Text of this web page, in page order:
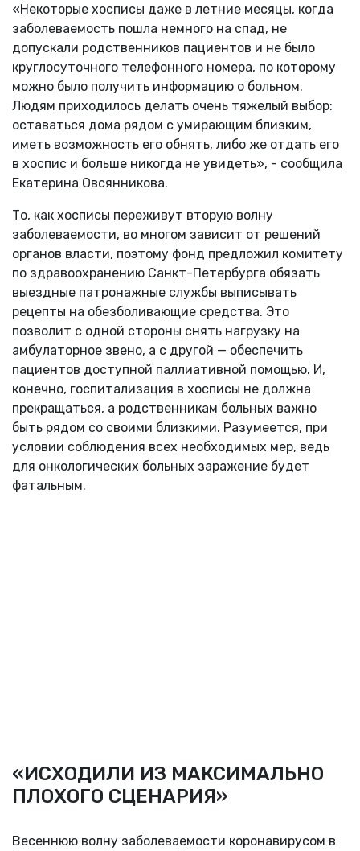
«Некоторые хосписы даже в летние месяцы, когда
заболеваемость пошла немного на спад, не
допускали родственников пациентов и не было
круглосуточного телефонного номера, по которому
можно было получить информацию о больном.
Людям приходилось делать очень тяжелый выбор:
оставаться дома рядом с умирающим близким,
иметь возможность его обнять, либо же отдать его
в хоспис и больше никогда не увидеть», - сообщила
Екатерина Овсянникова.
То, как хосписы переживут вторую волну
заболеваемости, во многом зависит от решений
органов власти, поэтому фонд предложил комитету
по здравоохранению Санкт-Петербурга обязать
выездные патронажные службы выписывать
рецепты на обезболивающие средства. Это
позволит с одной стороны снять нагрузку на
амбулаторное звено, а с другой — обеспечить
пациентов доступной паллиативной помощью. И,
конечно, госпитализация в хосписы не должна
прекращаться, а родственникам больных важно
быть рядом со своими близкими. Разумеется, при
условии соблюдения всех необходимых мер, ведь
для онкологических больных заражение будет
фатальным.
«ИСХОДИЛИ ИЗ МАКСИМАЛЬНО
ПЛОХОГО СЦЕНАРИЯ»
Весеннюю волну заболеваемости коронавирусом в